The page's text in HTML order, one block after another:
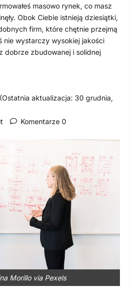
masowo rynek, co masz
Obok Ciebie istnieją dziesiątki,
firm, które chętnie przejmą
nie wystarczy wysokiej jakości
dobrze zbudowanej i solidnej
aktualizacja: 30 grudnia,
Komentarze 0
Morillo via Pexels